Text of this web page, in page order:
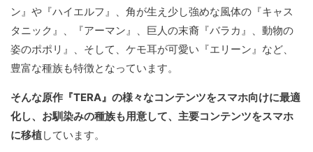
ン』や『ハイエルフ』、角が生え少し強めな風体の『キャス
タニック』、『アーマン』、巨人の末裔『バラカ』、動物の
姿のポポリ』、そして、ケモ耳が可愛い『エリーン』など、
豊富な種族も特徴となっています。
そんな原作『TERA』の様々なコンテンツをスマホ向けに最適
化し、お馴染みの種族も用意して、主要コンテンツをスマホ
に移植しています。